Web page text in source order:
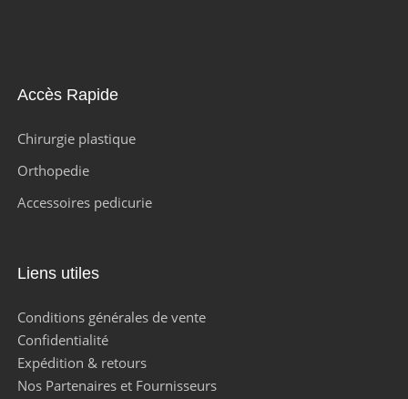
Accès Rapide
Chirurgie plastique
Orthopedie
Accessoires pedicurie
Liens utiles
Conditions générales de vente
Confidentialité
Expédition & retours
Nos Partenaires et Fournisseurs